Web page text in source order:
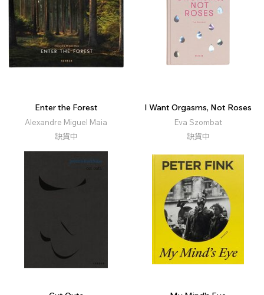
Enter the Forest
Alexandre Miguel Maia
缺貨中
I Want Orgasms, Not Roses
Eva Szombat
缺貨中